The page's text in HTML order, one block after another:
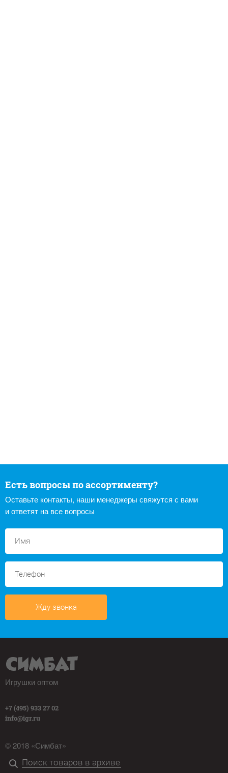
Есть вопросы по ассортименту?
Оставьте контакты, наши менеджеры свяжутся с вами
и ответят на все вопросы
Жду звонка
Игрушки оптом
+7 (495) 933 27 02
info@igr.ru
© 2018 «Симбат»